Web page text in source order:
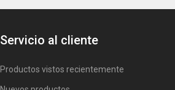
Servicio al cliente
Productos vistos recientemente